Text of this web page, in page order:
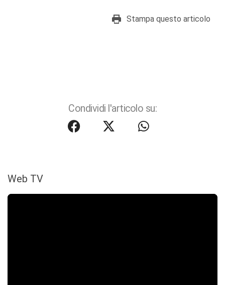
Stampa questo articolo
Condividi l'articolo su:
Web TV